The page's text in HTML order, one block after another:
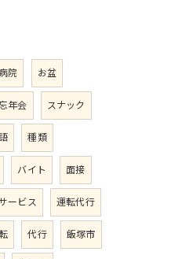
院 お盆
年会 スナック
種類
バイト 面接
ービス 運転代行
代行 飯塚市